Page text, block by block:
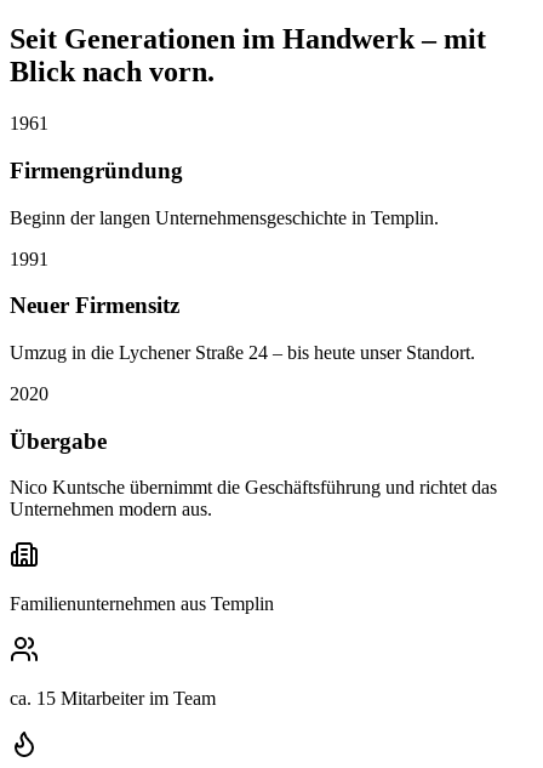
Seit Generationen im Handwerk – mit
Blick nach vorn.
1961
Firmengründung
Beginn der langen Unternehmensgeschichte in Templin.
1991
Neuer Firmensitz
Umzug in die Lychener Straße 24 – bis heute unser Standort.
2020
Übergabe
Nico Kuntsche übernimmt die Geschäftsführung und richtet das
Unternehmen modern aus.
Familienunternehmen aus Templin
ca. 15 Mitarbeiter im Team